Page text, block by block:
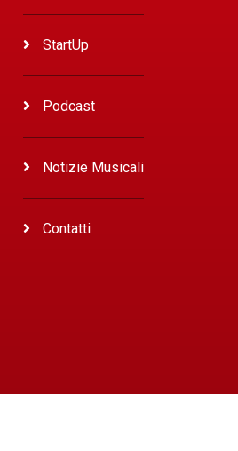
StartUp
Podcast
Notizie Musicali
Contatti